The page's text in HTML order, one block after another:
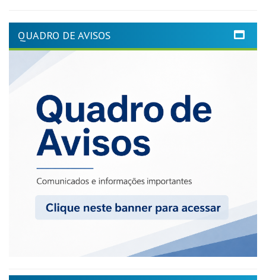
QUADRO DE AVISOS